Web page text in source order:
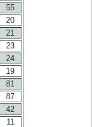
55
20
21
23
24
19
81
87
42
11